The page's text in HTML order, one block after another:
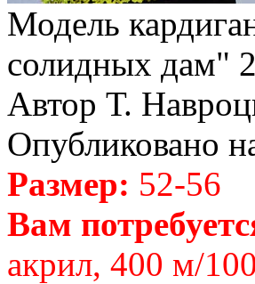
Модель
солидных дам"
Автор Т.
Опубликовано
Размер: 52-56
Вам
акрил, 400 м/